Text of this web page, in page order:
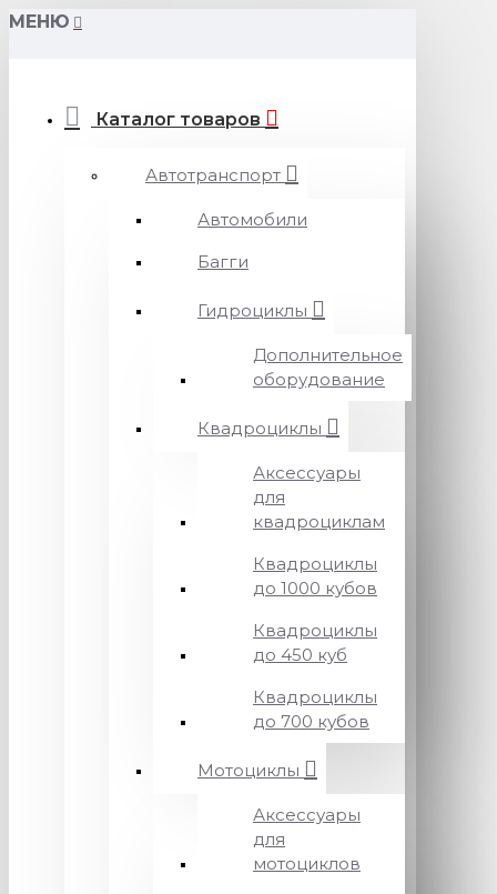
МЕНЮ
Каталог товаров
Автотранспорт
Автомобили
Багги
Гидроциклы
Дополнительное
оборудование
Квадроциклы
Аксессуары
для
квадроциклам
Квадроциклы
до 1000 кубов
Квадроциклы
до 450 куб
Квадроциклы
до 700 кубов
Мотоциклы
Аксессуары
для
мотоциклов